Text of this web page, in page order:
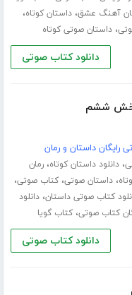
آهنگ عشق،داستان کوتاه،
،داستان صوتی کوتاه
دانلود کتاب صوتی
ششم
رایگان داستان و رمان
،دانلود داستان کوتاه،رمان
،داستان صوتی،کتاب صوتی،
کتاب صوتی داستان،دانلود
کتاب صوتی،کتاب گویا
دانلود کتاب صوتی